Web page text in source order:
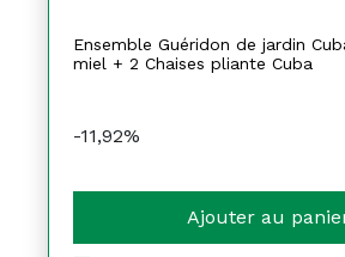
Ensemble Guéridon de jardin
miel + 2 Chaises pliante Cuba
-11,92%
Ajouter au